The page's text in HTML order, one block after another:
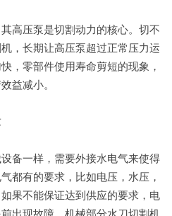
压泵是切割动力的核心。切不
，长期让高压泵超过正常压力运
，零部件使用寿命剪短的现象，
益减小。
一样，需要外接水电气来使得
都有的要求，比如电压，水压，
果不能保证达到供应的要求，电